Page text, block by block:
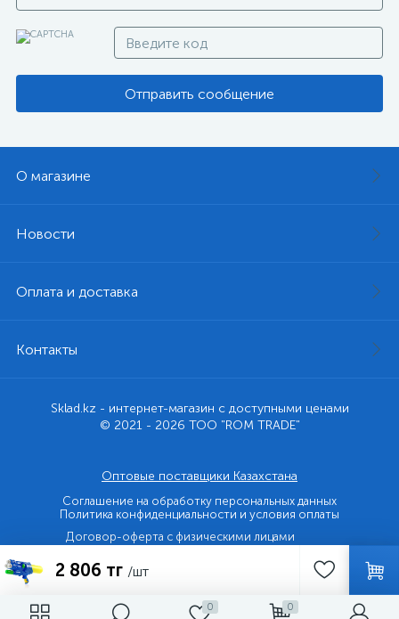
0 0
2 806 тг /шт
Отправить сообщение
О магазине
Новости
Оплата и доставка
Контакты
Sklad.kz - интернет-магазин с доступными ценами
© 2021 - 2026 ТОО "ROM TRADE"
Оптовые поставщики Казахстана
Соглашение на обработку персональных данных
Политика конфиденциальности и условия оплаты
Договор-оферта с физическими лицами
Договор-оферта с юридическими лицами и ИП